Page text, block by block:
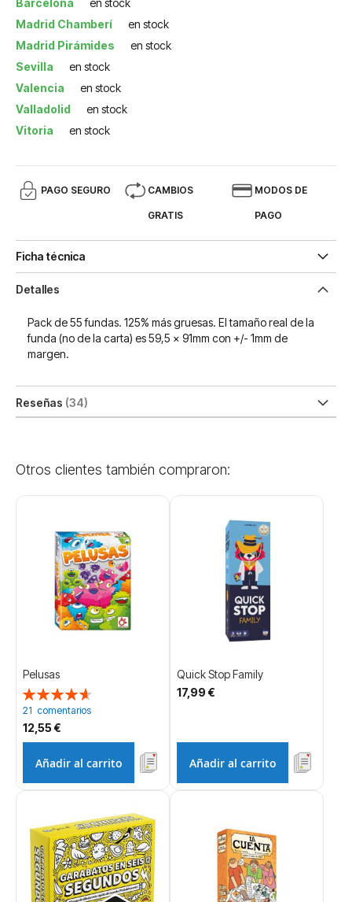
Barcelona
en stock
Madrid Chamberí
en stock
Madrid Pirámides
en stock
Sevilla
en stock
Valencia
en stock
Valladolid
en stock
Vitoria
en stock
PAGO SEGURO CAMBIOS
GRATIS
MODOS DE
PAGO
Ficha técnica
Detalles
Pack de 55 fundas. 125% más gruesas. El tamaño real de la
funda (no de la carta) es 59,5 x 91mm con +/- 1mm de
margen.
Reseñas 34
Otros clientes también compraron:
Pelusas
Valoración:
93%
21 comentarios
12,55 €
Añadir al carrito
Quick Stop Family
17,99 €
Añadir al carrito